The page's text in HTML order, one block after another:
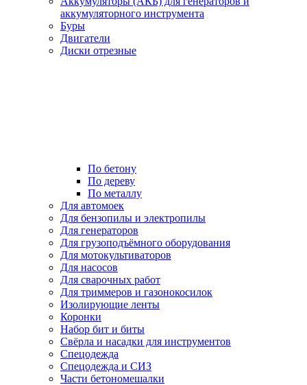
аккумуляторного инструмента
Буры
Двигатели
Диски отрезные
По бетону
По дереву
По металлу
Для автомоек
Для бензопилы и электропилы
Для генераторов
Для грузоподъёмного оборудования
Для мотокультиваторов
Для насосов
Для сварочных работ
Для триммеров и газонокосилок
Изолирующие ленты
Коронки
Набор бит и биты
Свёрла и насадки для инструментов
Спецодежда
Спецодежда и СИЗ
Части бетономешалки